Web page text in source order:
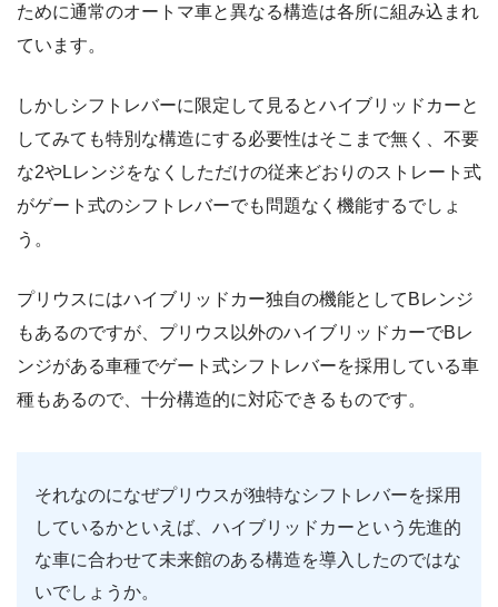
ために通常のオートマ車と異なる構造は各所に組み込まれ
ています。
しかしシフトレバーに限定して見るとハイブリッドカーと
してみても特別な構造にする必要性はそこまで無く、不要
な2やLレンジをなくしただけの従来どおりのストレート式
がゲート式のシフトレバーでも問題なく機能するでしょ
う。
プリウスにはハイブリッドカー独自の機能としてBレンジ
もあるのですが、プリウス以外のハイブリッドカーでBレ
ンジがある車種でゲート式シフトレバーを採用している車
種もあるので、十分構造的に対応できるものです。
それなのになぜプリウスが独特なシフトレバーを採用
しているかといえば、ハイブリッドカーという先進的
な車に合わせて未来館のある構造を導入したのではな
いでしょうか。